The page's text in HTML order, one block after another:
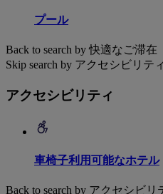
プール
Back to search by 快適なご滞在
Skip search by アクセシビリティ
アクセシビリティ
車椅子利用可能なホテル
Back to search by アクセシビリ